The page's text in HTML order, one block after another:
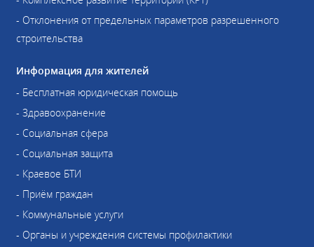
- Отклонения от предельных параметров разрешенного
строительства
Информация для жителей
- Бесплатная юридическая помощь
- Здравоохранение
- Социальная сфера
- Социальная защита
- Краевое БТИ
- Приём граждан
- Коммунальные услуги
- Органы и учреждения системы профилактики